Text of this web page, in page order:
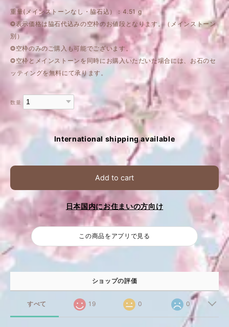
重量(メインストーンなし・脇石込）：4.51 g
❂表示価格は脇石代込みの空枠のお値段となります。（メインストーン
別）
❂空枠のみのご購入も可能でございます。
❂空枠とメインストーンを同時にお購入いただいた場合には、お石のセ
ッティングを無料にて承ります。
数量
International shipping available
Add to cart
日本国内にお住まいの方向け
この商品をアプリで見る
ショップの評価
すべて 19 0 0